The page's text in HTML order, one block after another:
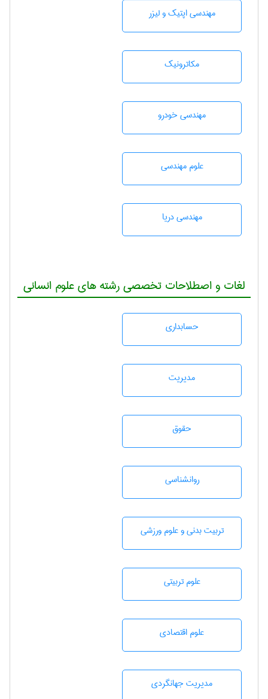
مهندسی اپتیک و لیزر
مکاترونیک
مهندسی خودرو
علوم مهندسی
مهندسی دریا
لغات و اصطلاحات تخصصی رشته های علوم انسانی
حسابداری
مديريت
حقوق
روانشناسی
تربيت بدنی و علوم ورزشی
علوم تربيتی
علوم اقتصادی
مديريت جهانگردی